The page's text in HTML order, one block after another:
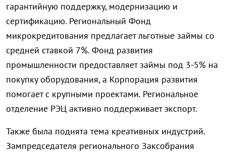
гарантийную поддержку, модернизацию и
сертификацию. Региональный Фонд
микрокредитования предлагает льготные займы со
средней ставкой 7%. Фонд развития
промышленности предоставляет займы под 3-5% на
покупку оборудования, а Корпорация развития
помогает с крупными проектами. Региональное
отделение РЭЦ активно поддерживает экспорт.
Также была поднята тема креативных индустрий.
Зампредседателя регионального Заксобрания